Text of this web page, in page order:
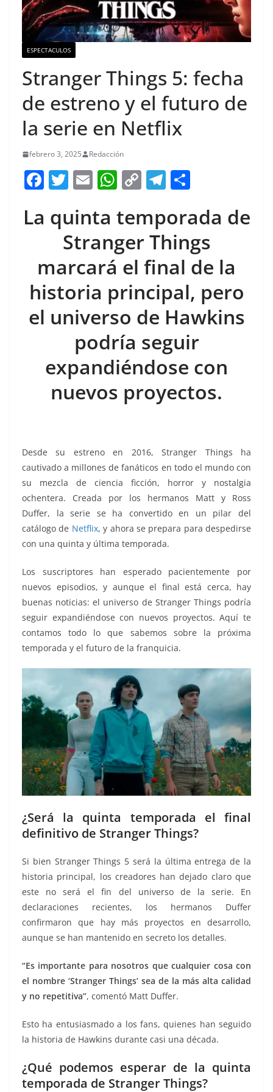
ESPECTACULOS
Stranger Things 5: fecha
de estreno y el futuro de
la serie en Netflix
febrero 3, 2025 Redacción
F
c
b
o
o
k
T
itt
er
E
ai
l
W
at
s
A
p
p
C
p
y
Li
n
k
T
e
gr
a
m
ar
e
La quinta temporada de
Stranger Things
marcará el final de la
historia principal, pero
el universo de Hawkins
podría seguir
expandiéndose con
nuevos proyectos.
Desde su estreno en 2016, Stranger Things ha
cautivado a millones de fanáticos en todo el mundo con
su mezcla de ciencia ficción, horror y nostalgia
ochentera. Creada por los hermanos Matt y Ross
Duffer, la serie se ha convertido en un pilar del
catálogo de Netflix, y ahora se prepara para despedirse
con una quinta y última temporada.
Los suscriptores han esperado pacientemente por
nuevos episodios, y aunque el final está cerca, hay
buenas noticias: el universo de Stranger Things podría
seguir expandiéndose con nuevos proyectos. Aquí te
contamos todo lo que sabemos sobre la próxima
temporada y el futuro de la franquicia.
¿Será la quinta temporada el final
definitivo de Stranger Things?
Si bien Stranger Things 5 será la última entrega de la
historia principal, los creadores han dejado claro que
este no será el fin del universo de la serie. En
declaraciones recientes, los hermanos Duffer
confirmaron que hay más proyectos en desarrollo,
aunque se han mantenido en secreto los detalles.
“Es importante para nosotros que cualquier cosa con
el nombre ‘Stranger Things’ sea de la más alta calidad
y no repetitiva”, comentó Matt Duffer.
Esto ha entusiasmado a los fans, quienes han seguido
la historia de Hawkins durante casi una década.
¿Qué podemos esperar de la quinta
temporada de Stranger Things?